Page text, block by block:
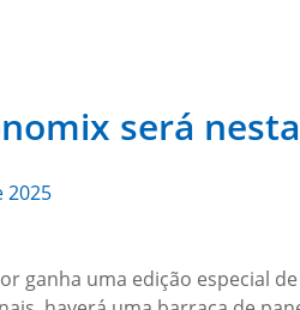
será
2025
ganha uma edição especial